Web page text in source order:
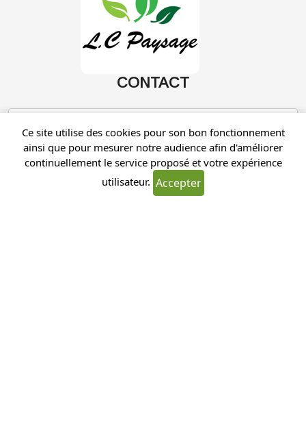
CONTACT
Ce site utilise des cookies pour son bon fonctionnement
ainsi que pour mesurer notre audience afin d'améliorer
continuellement le service proposé et votre expérience
utilisateur. Accepter